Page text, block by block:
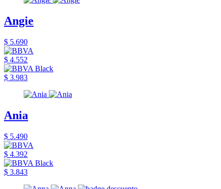
Angie
$ 5.690
$ 4.552
$ 3.983
Ania
$ 5.490
$ 4.392
$ 3.843